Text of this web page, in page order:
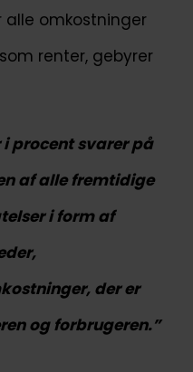
alle omkostninger
renter, gebyrer
procent svarer på
af alle fremtidige
i form af
der er
og forbrugeren.”